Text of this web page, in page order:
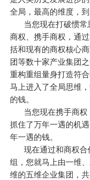
全局，最高的维度，
当您现在打破惯
商权、携手商权，通
括和现有的商权核心
团等数十家产业集团
重构重组量身打造符
马上进入了全局思维
的钱。
当您现在携手商
抓住了万年一遇的机
年一遇的钱。
现在通过和商权
组，您就马上由一维
维的五维企业集团，